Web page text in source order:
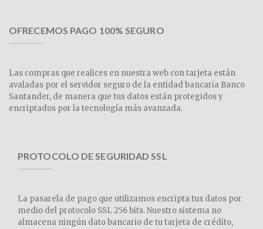
OFRECEMOS PAGO 100% SEGURO
Las compras que realices en nuestra web con tarjeta están
avaladas por el servidor seguro de la entidad bancaria Banco
Santander, de manera que tus datos están protegidos y
encriptados por la tecnología más avanzada.
PROTOCOLO DE SEGURIDAD SSL
La pasarela de pago que utilizamos encripta tus datos por
medio del protocolo SSL 256 bits. Nuestro sistema no
almacena ningún dato bancario de tu tarjeta de crédito,